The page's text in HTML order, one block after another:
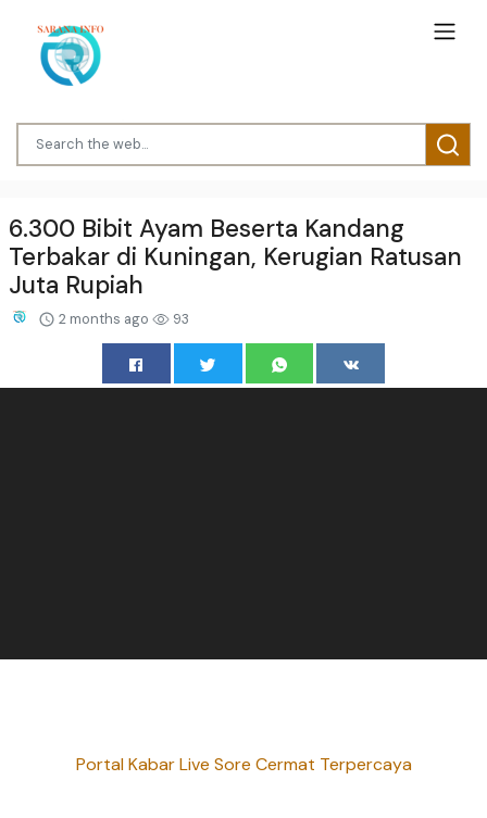
6.300 Bibit Ayam Beserta Kandang
Terbakar di Kuningan, Kerugian Ratusan
Juta Rupiah
2 months ago 93
Portal Kabar Live Sore Cermat Terpercaya